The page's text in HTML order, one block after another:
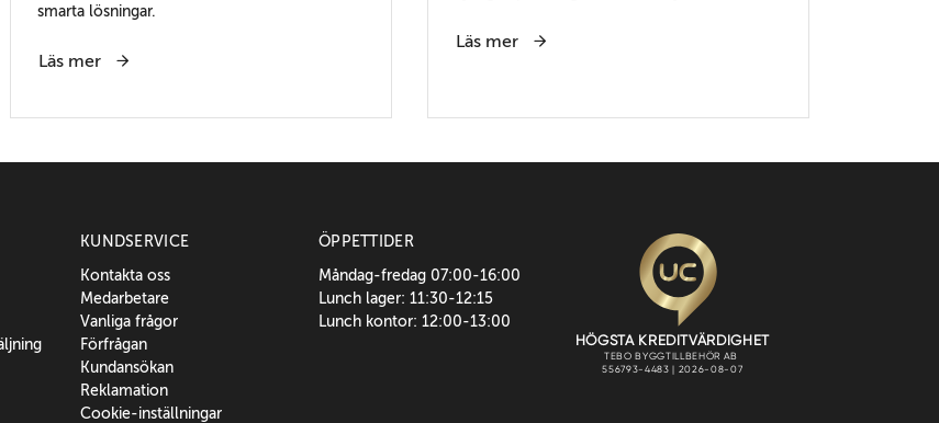
smarta lösningar.
Läs mer
Läs mer
KUNDSERVICE
Kontakta oss
Medarbetare
Vanliga frågor
Förfrågan
Kundansökan
Reklamation
Cookie-inställningar
ÖPPETTIDER
Måndag-fredag 07:00-16:00
Lunch lager: 11:30-12:15
Lunch kontor: 12:00-13:00